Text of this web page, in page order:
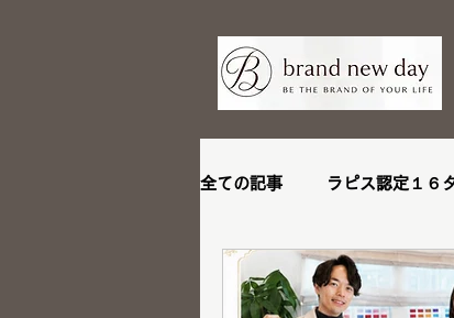
全ての記事 ラピス認定１６
ビフォーアフター リピ